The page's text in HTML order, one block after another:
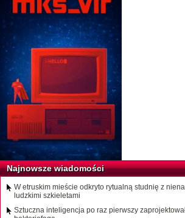
Najnowsze wiadomości
W etruskim mieście odkryto rytualną studnię z
ludzkimi szkieletami
Sztuczna inteligencja po raz pierwszy